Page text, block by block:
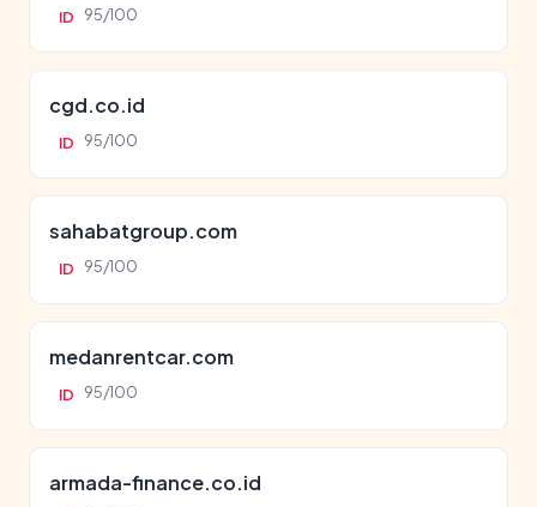
ID 95/100
cgd.co.id
ID 95/100
sahabatgroup.com
ID 95/100
medanrentcar.com
ID 95/100
armada-finance.co.id